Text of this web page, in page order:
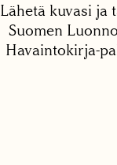
Lähetä kuvasi ja
Suomen
Havaintokirja-